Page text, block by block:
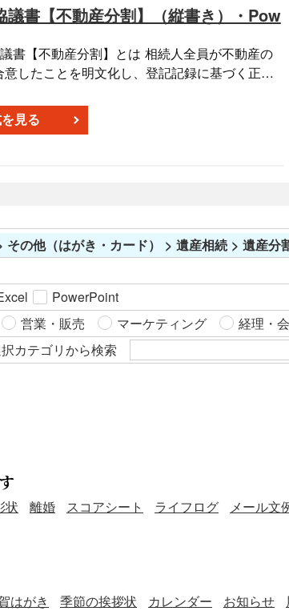
た内容を証明する場面で活用されます。 ・預
動産や有価証券など、他の相続財産と合わせ
する際にも用いられます。 ■利用する目的
意した預貯金の分割内容を明確にし、後日の
防止するために作成します。 ・金融機関で
口座解約や名義変更）を円滑に進めるため、
・相続税の申告や、他の財産の
手続きをスムーズに進めることができます。
持つ書面であるため、相続人間での権利義務
安心感を持って遺産分割を進めることができ
遺産分割協議書のテンプレートです。無料で
できるので、ご活用いただけると幸いです。
議書【不動産分割】（縦書き）・Pow
書【不動産分割】とは 相続人全員が不動産の
したことを明文化し、登記記録に基づく正確
た書類です。 ■利用するシーン ・相続
の分割方法を協議し、法定相続分と異なる分
利用します。不動産の名義変更手続きの際に
動産の名義変更（相続登記）を円滑に進めるた
確な情報を提出する目的で作成します。 ・相
内容を明文化し、後日のトラブルや誤解を未然
続税申告や金融機関での手続
産の帰属を証明するための資料として利用し
内容が明確となり、将来的な紛争を防止でき
活用いただけると幸いです。
見る
その他（はがき・カード） > 遺産相続 > 遺産分
PowerPoint
営業・販売 マーケティング
経理・
カテゴリから検索
状 離婚 スコアシート ライフログ
メール文
はがき 季節の挨拶状 カレンダー お知らせ